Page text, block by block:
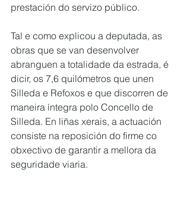
prestación do servizo público.
Tal e como explicou a deputada, as
obras que se van desenvolver
abranguen a totalidade da estrada, é
dicir, os 7,6 quilómetros que unen
Silleda e Refoxos e que discorren de
maneira íntegra polo Concello de
Silleda. En liñas xerais, a actuación
consiste na reposición do firme co
obxectivo de garantir a mellora da
seguridade viaria.